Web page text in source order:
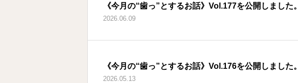
《今月の“歯っ”とするお話》Vol.177を公開しました。
2026.06.09
《今月の“歯っ”とするお話》Vol.176を公開しました。
2026.05.13